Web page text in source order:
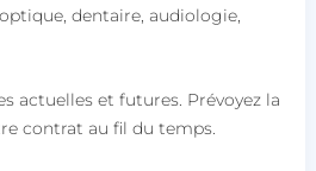
dentaire, audiologie,
actuelles et futures. Prévoyez la
contrat au fil du temps.
Cloudflare Inc.
.linkedin.com